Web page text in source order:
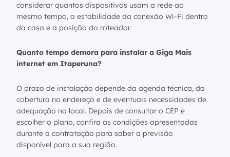
considerar quantos dispositivos usam a rede ao
mesmo tempo, a estabilidade da conexão Wi-Fi dentro
da casa e a posição do roteador.
Quanto tempo demora para instalar a Giga Mais
internet em Itaperuna?
O prazo de instalação depende da agenda técnica, da
cobertura no endereço e de eventuais necessidades de
adequação no local. Depois de consultar o CEP e
escolher o plano, confira as condições apresentadas
durante a contratação para saber a previsão
disponível para a sua região.